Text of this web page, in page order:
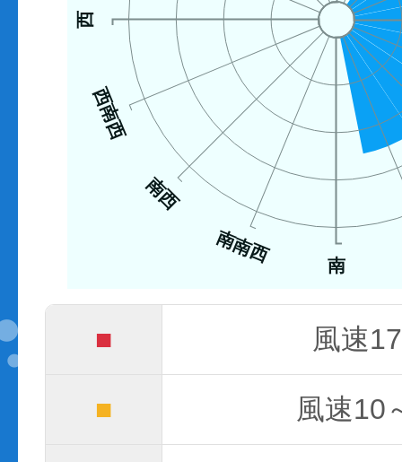
南
南南西
南西
西南西
西
■ 風速
■ 風速10